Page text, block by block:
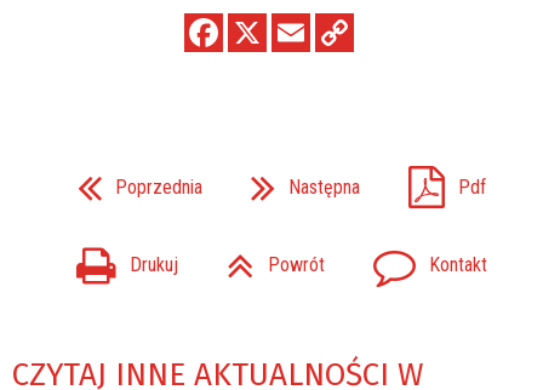
Poprzednia Następna Pdf
Drukuj Powrót Kontakt
CZYTAJ INNE AKTUALNOŚCI W